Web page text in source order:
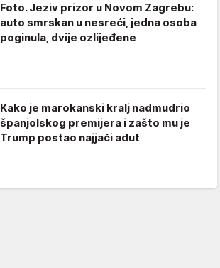
Foto. Jeziv prizor u Novom Zagrebu:
auto smrskan u nesreći, jedna osoba
poginula, dvije ozlijeđene
Kako je marokanski kralj nadmudrio
španjolskog premijera i zašto mu je
Trump postao najjači adut